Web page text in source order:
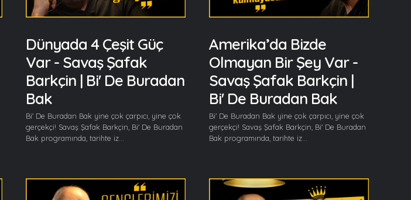
Dünyada 4 Çeşit Güç
Var - Savaş Şafak
Barkçin | Bi' De Buradan
Bak
Bi' De Buradan Bak yine çok çarpıcı, yine çok
gerçekçi! Savaş Şafak Barkçin, Bi' De Buradan
Bak programında, tarihte iz...
Amerika’da Bizde
Olmayan Bir Şey Var -
Savaş Şafak Barkçin |
Bi' De Buradan Bak
Bi' De Buradan Bak yine çok çarpıcı, yine çok
gerçekçi! Savaş Şafak Barkçin, Bi' De Buradan
Bak programında, tarihte iz...